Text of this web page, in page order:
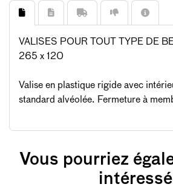
VALISES POUR TOUT TYPE DE
265 x 120
Valise en plastique rigide avec
standard alvéolée. Fermeture à
Vous pourriez
intéressé